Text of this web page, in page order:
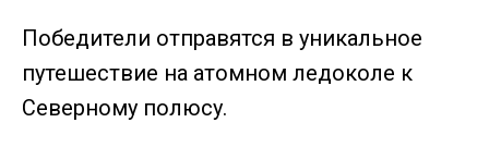
Победители отправятся в уникальное
путешествие на атомном ледоколе к
Северному полюсу.